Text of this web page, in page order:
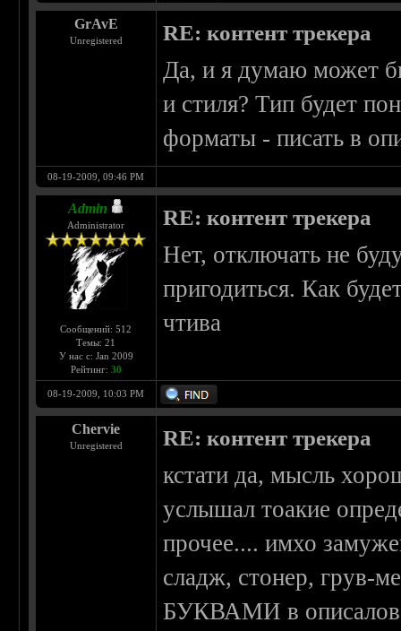
GrAvE
Unregistered RE: контент трекера
Да, и я думаю может
и стиля? Тип будет
форматы - писать в
08-19-2009, 09:46 PM
Admin
Administrator
Сообщений: 512
Темы: 21
У нас с: Jan 2009
Рейтинг: 30
RE: контент трекера
Нет, отключать не
пригодиться. Как
чтива
08-19-2009, 10:03 PM
Chervie
Unregistered RE: контент трекера
кстати да, мысль
услышал тоакие
прочее.... имхо
сладж, стонер, грув-
БУКВАМИ в